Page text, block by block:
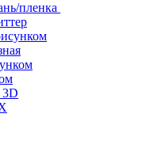
пленка
3D